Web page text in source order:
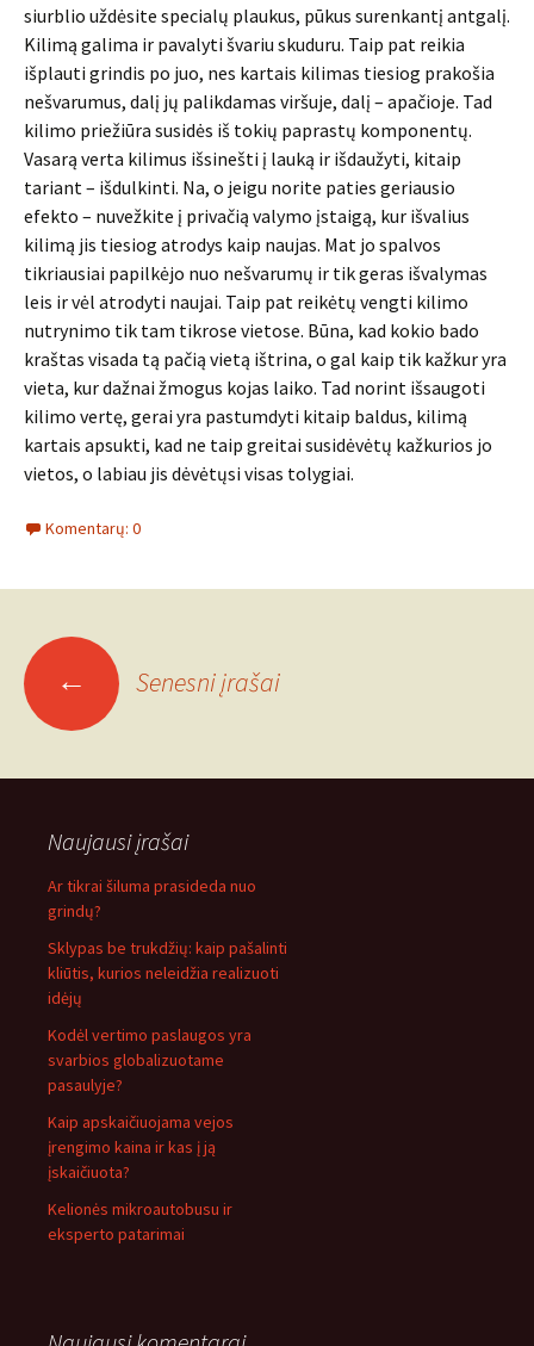
siurblio uždėsite specialų plaukus, pūkus surenkantį antgalį.
Kilimą galima ir pavalyti švariu skuduru. Taip pat reikia
išplauti grindis po juo, nes kartais kilimas tiesiog prakošia
nešvarumus, dalį jų palikdamas viršuje, dalį – apačioje. Tad
kilimo priežiūra susidės iš tokių paprastų komponentų.
Vasarą verta kilimus išsinešti į lauką ir išdaužyti, kitaip
tariant – išdulkinti. Na, o jeigu norite paties geriausio
efekto – nuvežkite į privačią valymo įstaigą, kur išvalius
kilimą jis tiesiog atrodys kaip naujas. Mat jo spalvos
tikriausiai papilkėjo nuo nešvarumų ir tik geras išvalymas
leis ir vėl atrodyti naujai. Taip pat reikėtų vengti kilimo
nutrynimo tik tam tikrose vietose. Būna, kad kokio bado
kraštas visada tą pačią vietą ištrina, o gal kaip tik kažkur yra
vieta, kur dažnai žmogus kojas laiko. Tad norint išsaugoti
kilimo vertę, gerai yra pastumdyti kitaip baldus, kilimą
kartais apsukti, kad ne taip greitai susidėvėtų kažkurios jo
vietos, o labiau jis dėvėtųsi visas tolygiai.
Komentarų: 0
Įrašo
navigacija
← Senesni įrašai
Naujausi įrašai
Ar tikrai šiluma prasideda nuo
grindų?
Sklypas be trukdžių: kaip pašalinti
kliūtis, kurios neleidžia realizuoti
idėjų
Kodėl vertimo paslaugos yra
svarbios globalizuotame
pasaulyje?
Kaip apskaičiuojama vejos
įrengimo kaina ir kas į ją
įskaičiuota?
Kelionės mikroautobusu ir
eksperto patarimai